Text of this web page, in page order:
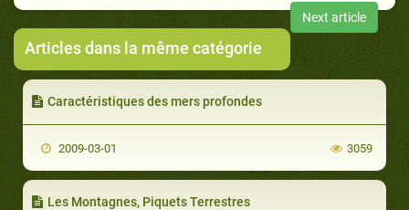
Next article
Articles dans la même catégorie
Caractéristiques des mers profondes
2009-03-01 3059
Les Montagnes, Piquets Terrestres